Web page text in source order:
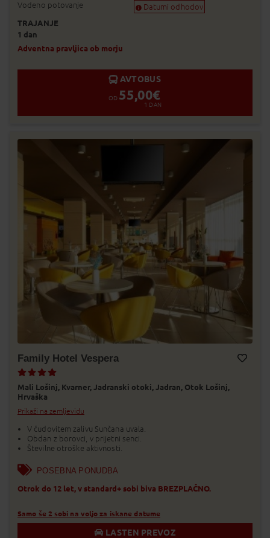
Vodeno potovanje
Datumi odhodov
TRAJANJE
1 dan
Adventna pravljica ob morju
AVTOBUS
OD 55,00€
1 DAN
Family Hotel Vespera
Mali Lošinj, Kvarner, Jadranski otoki, Jadran, Otok Lošinj,
Hrvaška
Prikaži na zemljevidu
V čudovitem zalivu Sunčana uvala.
Obdan z borovci, v prijetni senci.
Številne otroške aktivnosti.
POSEBNA PONUDBA
Otrok do 12 let, v standard+ sobi biva BREZPLAČNO.
Samo še 2 sobi na voljo za iskane datume
LASTEN PREVOZ